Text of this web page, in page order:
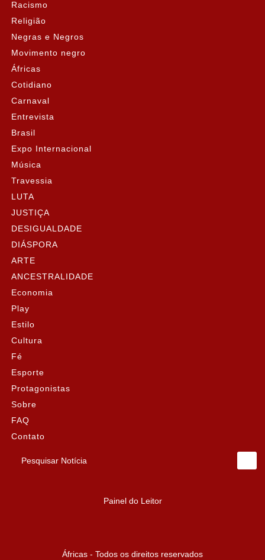
Racismo
Religião
Negras e Negros
Movimento negro
Áfricas
Cotidiano
Carnaval
Entrevista
Brasil
Expo Internacional
Música
Travessia
LUTA
JUSTIÇA
DESIGUALDADE
DIÁSPORA
ARTE
ANCESTRALIDADE
Economia
Play
Estilo
Cultura
Fé
Esporte
Protagonistas
Sobre
FAQ
Contato
Pesquisar Notícia
Painel do Leitor
Áfricas - Todos os direitos reservados